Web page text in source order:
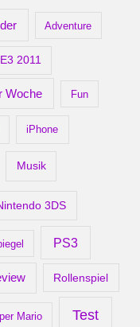
Adventure
E3 2011
Woche Fun
iPhone
Musik
3DS
PS3
Rollenspiel
Mario Test